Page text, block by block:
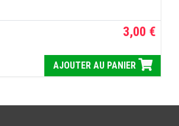
3,00 €
AJOUTER AU PANIER